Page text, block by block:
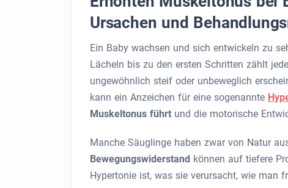
Ursachen und
Ein Baby wachsen und sich entwickeln zu
Lächeln bis zu den ersten Schritten zählt
ungewöhnlich steif oder unbeweglich
kann ein Anzeichen für eine sogenannte
Muskeltonus führt und die motorische
Manche Säuglinge haben zwar von Natur
Bewegungswiderstand können auf tiefere
Hypertonie ist, was sie verursacht, wie man